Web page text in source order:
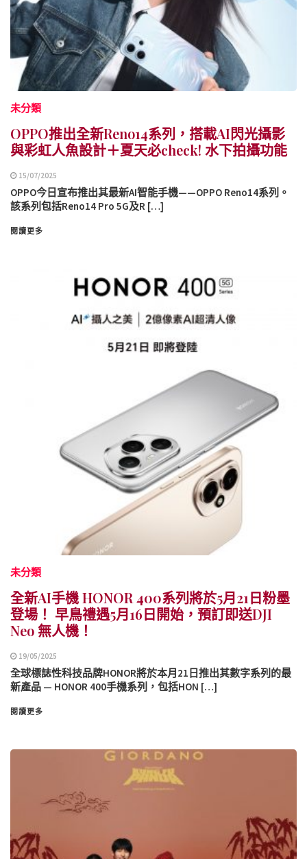
未分類
OPPO推出全新Reno14系列，搭載AI閃光攝影
與彩虹人魚設計＋夏天必check! 水下拍攝功能
15/07/2025
OPPO今日宣布推出其最新AI智能手機——OPPO Reno14系列。
該系列包括Reno14 Pro 5G及R […]
閱讀更多
未分類
全新AI手機 HONOR 400系列將於5月21日粉墨
登場！ 早鳥禮遇5月16日開始，預訂即送DJI
Neo 無人機！
19/05/2025
全球標誌性科技品牌HONOR將於本月21日推出其數字系列的最
新產品 — HONOR 400手機系列，包括HON […]
閱讀更多